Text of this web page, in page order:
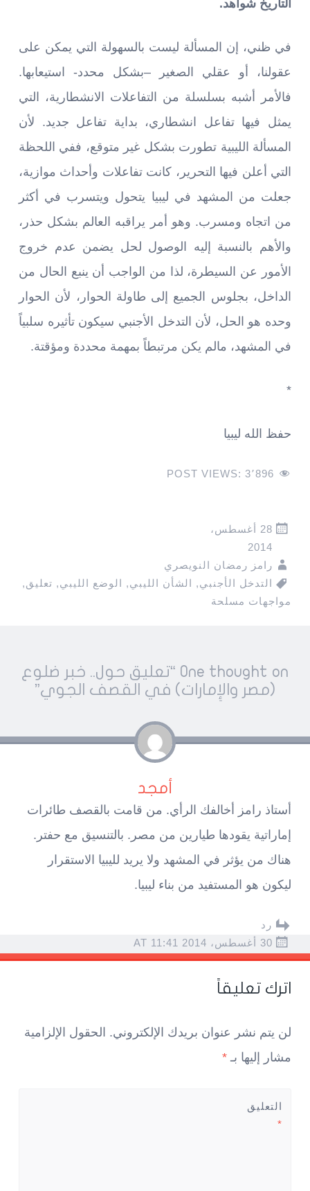
التاريخ شواهد.
في ظني، إن المسألة ليست بالسهولة التي يمكن على
عقولنا، أو عقلي الصغير –بشكل محدد- استيعابها.
فالأمر أشبه بسلسلة من التفاعلات الانشطارية، التي
يمثل فيها تفاعل انشطاري، بداية تفاعل جديد. لأن
المسألة الليبية تطورت بشكل غير متوقع، ففي اللحظة
التي أعلن فيها التحرير، كانت تفاعلات وأحداث موازية،
جعلت من المشهد في ليبيا يتحول ويتسرب في أكثر
من اتجاه ومسرب. وهو أمر يراقبه العالم بشكل حذر،
والأهم بالنسبة إليه الوصول لحل يضمن عدم خروج
الأمور عن السيطرة، لذا من الواجب أن ينبع الحال من
الداخل، بجلوس الجميع إلى طاولة الحوار، لأن الحوار
وحده هو الحل، لأن التدخل الأجنبي سيكون تأثيره سلبياً
في المشهد، مالم يكن مرتبطاً بمهمة محددة ومؤقتة.
*
حفظ الله ليبيا
POST VIEWS: 3٬896
28 أغسطس،
2014
رامز رمضان النويصري
التدخل الأجنبي, الشأن الليبي, الوضع الليبي, تعليق,
مواجهات مسلحة
Post
navigation
One thought on “
تعليق حول.. خبر ضلوع
(مصر والإِمارات) في القصف الجوي”
أمجد
أستاذ رامز أخالفك الرأي. من قامت بالقصف طائرات
إماراتية يقودها طيارين من مصر. بالتنسيق مع حفتر.
هناك من يؤثر في المشهد ولا يريد لليبيا الاستقرار
ليكون هو المستفيد من بناء ليبيا.
رد
30 أغسطس، 2014 AT 11:41
اترك تعليقاً
لن يتم نشر عنوان بريدك الإلكتروني. الحقول الإلزامية
مشار إليها بـ *
التعليق
*